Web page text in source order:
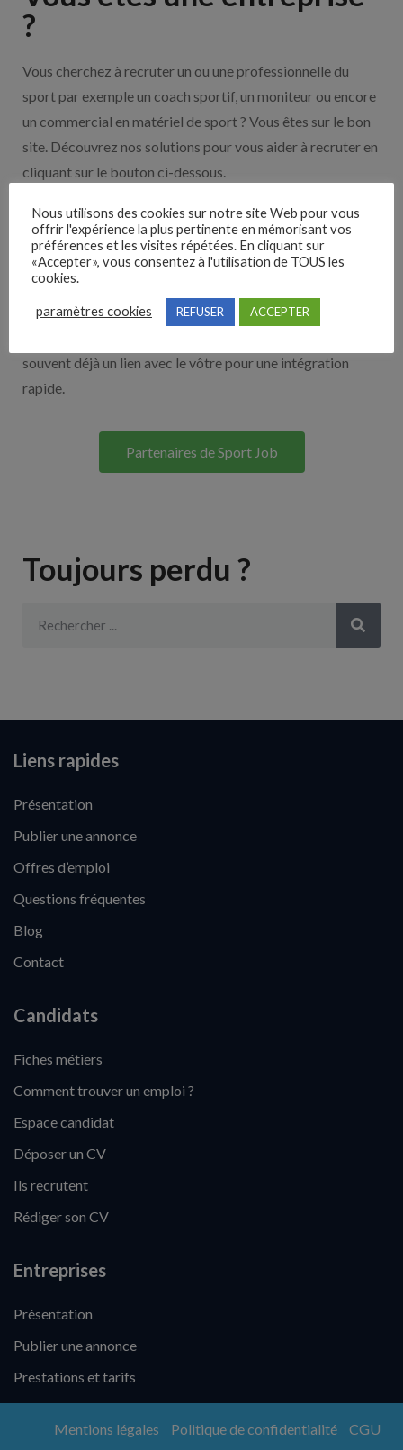
?
Vous cherchez à recruter un ou une professionnelle du
sport par exemple un coach sportif, un moniteur ou encore
un commercial en matériel de sport ? Vous êtes sur le bon
site. Découvrez nos solutions pour vous aider à recruter en
cliquant sur le bouton ci-dessous.
Nos solutions entreprises
Découvrez nos partenaires ! Moteurs de recherches,
multidiffuseurs, sites payant… nombreux sont nos
souvent déjà un lien avec le vôtre pour une intégration
rapide.
Partenaires de Sport Job
Toujours perdu ?
Liens rapides
Présentation
Publier une annonce
Offres d’emploi
Questions fréquentes
Blog
Contact
Candidats
Fiches métiers
Comment trouver un emploi ?
Espace candidat
Déposer un CV
Ils recrutent
Rédiger son CV
Entreprises
Présentation
Publier une annonce
Prestations et tarifs
Mentions légales Politique de confidentialité
CGU
Nous utilisons des cookies sur notre site Web pour vous
offrir l'expérience la plus pertinente en mémorisant vos
préférences et les visites répétées. En cliquant sur
«Accepter», vous consentez à l'utilisation de TOUS les
cookies.
paramètres cookies REFUSER ACCEPTER